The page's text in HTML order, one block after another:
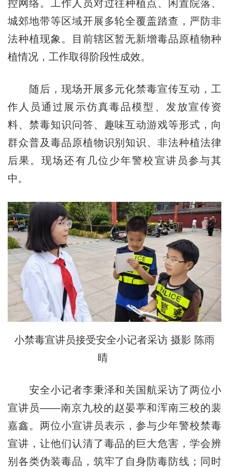
控网络。工作人员对过往种植点、闲置院落、
城郊地带等区域开展多轮全覆盖踏查，严防非
法种植现象。目前辖区暂无新增毒品原植物种
植情况，工作取得阶段性成效。
随后，现场开展多元化禁毒宣传互动，工
作人员通过展示仿真毒品模型、发放宣传资
料、禁毒知识问答、趣味互动游戏等形式，向
群众普及毒品原植物识别知识、非法种植法律
后果。现场还有几位少年警校宣讲员参与其
中。
小禁毒宣讲员接受安全小记者采访 摄影 陈雨
晴
安全小记者李秉泽和关国航采访了两位小
宣讲员——南京九校的赵晏葶和浑南三校的裴
嘉鑫。两位小宣讲员表示，参与少年警校禁毒
宣讲，让他们认清了毒品的巨大危害，学会辨
别各类伪装毒品，筑牢了自身防毒防线；同时